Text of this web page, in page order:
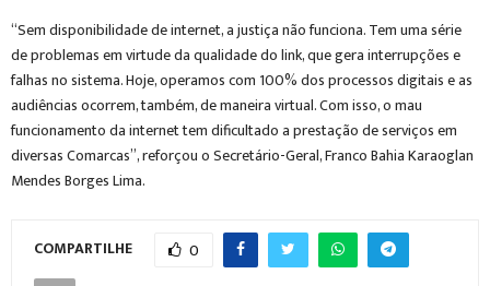
“Sem disponibilidade de internet, a justiça não funciona. Tem uma série
de problemas em virtude da qualidade do link, que gera interrupções e
falhas no sistema. Hoje, operamos com 100% dos processos digitais e as
audiências ocorrem, também, de maneira virtual. Com isso, o mau
funcionamento da internet tem dificultado a prestação de serviços em
diversas Comarcas”, reforçou o Secretário-Geral, Franco Bahia Karaoglan
Mendes Borges Lima.
COMPARTILHE 0